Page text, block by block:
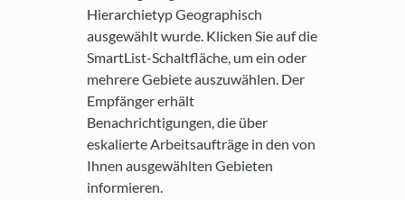
Hierarchietyp Geographisch
ausgewählt wurde. Klicken Sie auf die
SmartList-Schaltfläche, um ein oder
mehrere Gebiete auszuwählen. Der
Empfänger erhält
Benachrichtigungen, die über
eskalierte Arbeitsaufträge in den von
Ihnen ausgewählten Gebieten
informieren.